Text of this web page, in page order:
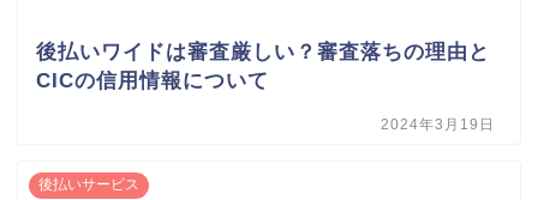
後払いワイドは審査厳しい？審査落ちの理由と
CICの信用情報について
2024年3月19日
後払いサービス